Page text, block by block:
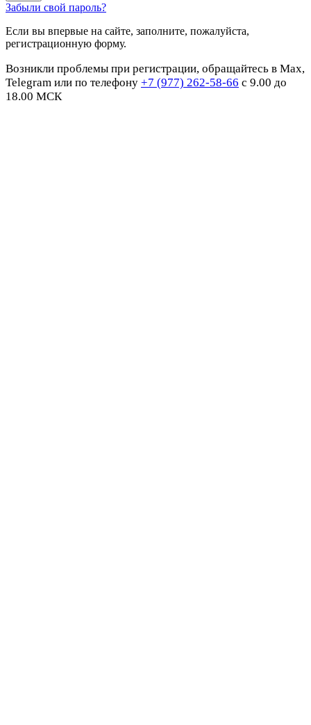
Забыли свой пароль?
Если вы впервые на сайте, заполните, пожалуйста,
регистрационную форму.
Возникли проблемы при регистрации, обращайтесь в Max,
Telegram или по телефону +7 (977) 262-58-66 с 9.00 до
18.00 МСК